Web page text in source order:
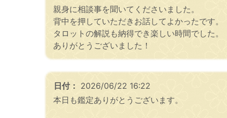
親身に相談事を聞いてくださいました。
背中を押していただきお話してよかったです。
タロットの解説も納得でき楽しい時間でした。
ありがとうございました！
日付： 2026/06/22 16:22
本日も鑑定ありがとうございます。